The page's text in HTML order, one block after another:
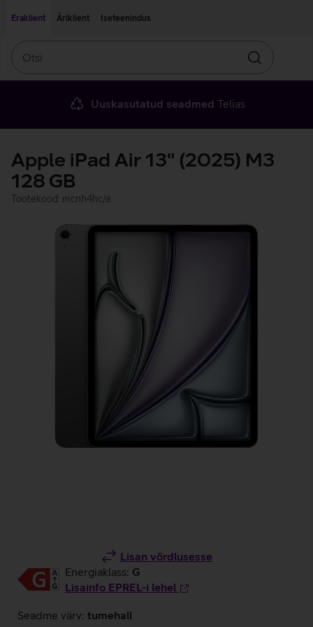
Eraklient
Äriklient Iseteenindus
Otsin
Uuskasutatud seadmed Telias
Apple iPad Air 13" (2025) M3
128 GB
Tootekood: mcnh4hc/a
Lisan võrdlusesse
Energiaklass: G
Lisainfo EPREL-i lehel
Seadme värv: tumehall